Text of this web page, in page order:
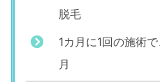
脱毛
1カ月に1回の施術
月